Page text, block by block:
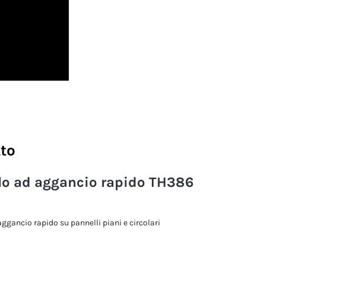
ad aggancio rapido TH386
rapido su pannelli piani e circolari